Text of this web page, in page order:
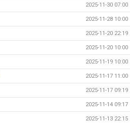
2025-11-30 07:00
2025-11-28 10:00
2025-11-20 22:19
2025-11-20 10:00
2025-11-19 10:00
2025-11-17 11:00
2025-11-17 09:19
2025-11-14 09:17
2025-11-13 22:15